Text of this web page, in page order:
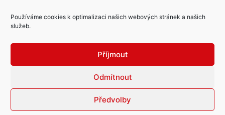
Používáme cookies k optimalizaci našich webových stránek a našich
služeb.
Příjmout
Odmítnout
Předvolby
LOGO A LOGO MANUÁL
© Město Mníšek pod Brdy
Informace o zpracování osobních údajů